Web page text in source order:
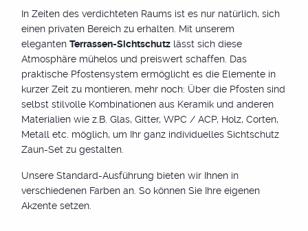
In Zeiten des verdichteten Raums ist es nur natürlich, sich
einen privaten Bereich zu erhalten. Mit unserem
elegantenTerrassen-Sichtschutz lässt sich diese
Atmosphäre mühelos und preiswert schaffen. Das
praktische Pfostensystem ermöglicht es die Elemente in
kurzer Zeit zu montieren, mehr noch: Über die Pfosten sind
selbst stilvolle Kombinationen aus Keramik und anderen
Materialien wie z.B. Glas, Gitter, WPC / ACP, Holz, Corten,
Metall etc. möglich, um Ihr ganz individuelles Sichtschutz
Zaun-Set zu gestalten.
Unsere Standard-Ausführung bieten wir Ihnen in
verschiedenen Farben an. So können Sie Ihre eigenen
Akzente setzen.
Träger System zum
Aufschrauben oder zum